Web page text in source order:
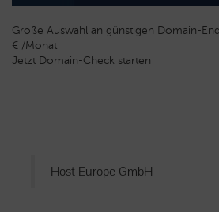
Große Auswahl an günstigen Domain-
€ /Monat
Jetzt Domain-Check starten
Host Europe GmbH